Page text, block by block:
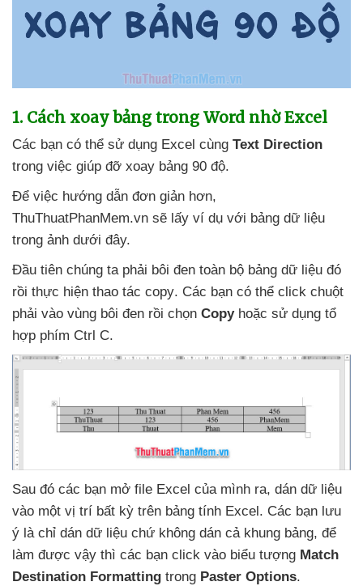
1. Cách xoay bảng trong Word nhờ Excel
Các bạn có thể sử dụng Excel cùng Text Direction
trong việc giúp đỡ xoay bảng 90 độ.
Để việc hướng dẫn đơn giản hơn,
ThuThuatPhanMem.vn sẽ lấy ví dụ với bảng dữ liệu
trong ảnh dưới đây.
Đầu tiên chúng ta phải bôi đen toàn bộ bảng dữ liệu đó
rồi thực hiện thao tác copy. Các bạn có thể click chuột
phải vào vùng bôi đen rồi chọn Copy hoặc sử dụng tổ
hợp phím Ctrl C.
Sau đó các bạn mở file Excel của mình ra, dán dữ liệu
vào một vị trí bất kỳ trên bảng tính Excel . Các bạn lưu
ý là chỉ dán dữ liệu chứ không dán cả khung bảng, để
làm được vậy thì các bạn click vào biểu tượng Match
Destination Formatting trong Paster Options.